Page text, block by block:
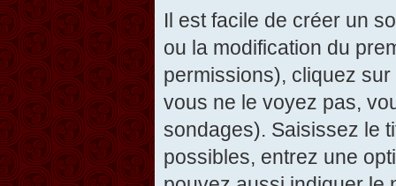
Il est facile de créer un
ou la modification du
permissions), cliquez sur
vous ne le voyez pas,
sondages). Saisissez le
possibles, entrez une